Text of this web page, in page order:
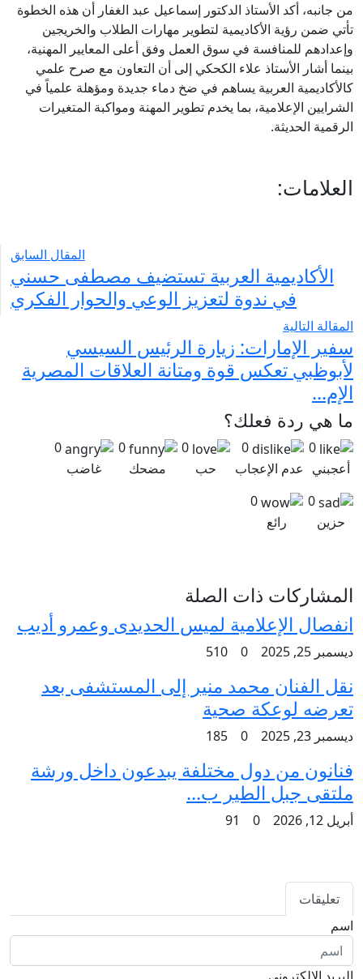
من جانبه، أكد الأستاذ الدكتور إسماعيل عبد الغفار أن هذه الخطوة
تأتي ضمن رؤية الأكاديمية لتطوير مهارات الطلاب والخريجين
وإعدادهم للمنافسة في سوق العمل وفق أعلى المعايير المهنية،
بينما أشار الأستاذ علاء الكحكي إلى أن التعاون مع صرح علمي
كالأكاديمية العربية يساهم في ضخ دماء جديدة ومؤهلة علمياً في
الشرايين الإعلامية، بما يخدم تطوير المهنة ومواكبة المتغيرات
الرقمية الحديثة.
العلامات:
المقال السابق
الأكاديمية العربية تستضيف مصطفى حسني
في ندوة لتعزيز الوعي والحوار الفكري
المقالة التالية
سفير الإمارات: زيارة الرئيس السيسي
لأبوظبي تعكس قوة ومتانة العلاقات المصرية
الإم...
ما هي ردة فعلك؟
0
أعجبني
0
عدم الإعجاب
0
حب
0
مضحك
0
غاضب
0
حزين
0
رائع
المشاركات ذات الصلة
انفصال الإعلامية لميس الحديدى وعمرو أديب
ديسمبر 25, 2025
نقل الفنان محمد منير إلى المستشفى بعد
تعرضه لوعكة صحية
ديسمبر 23, 2025
فنانون من دول مختلفة يبدعون داخل ورشة
ملتقى جبل الطير ب...
أبريل 12, 2026
تعليقات
اسم